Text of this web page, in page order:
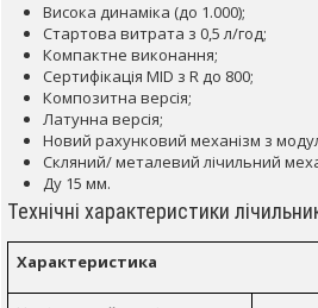
Висока динаміка (до 1.000);
Стартова витрата з 0,5 л/год;
Компактне виконання;
Сертифікація MID з R до 800;
Композитна версія;
Латунна версія;
Новий рахунковий механізм з
Скляний/ металевий лічильний
Ду 15 мм.
Технічні характеристики
Характеристика